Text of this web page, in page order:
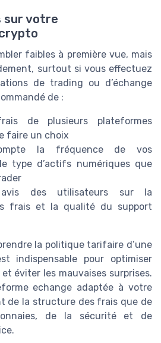
sur votre
faibles à première vue, mais
surtout si vous effectuez
de trading ou d’échange
de :
de plusieurs plateformes
faire un choix
la fréquence de vos
type d’actifs numériques que
des utilisateurs sur la
frais et la qualité du support
la politique tarifaire d’une
indispensable pour optimiser
éviter les mauvaises surprises.
echange adaptée à votre
de la structure des frais que de
de la sécurité et de